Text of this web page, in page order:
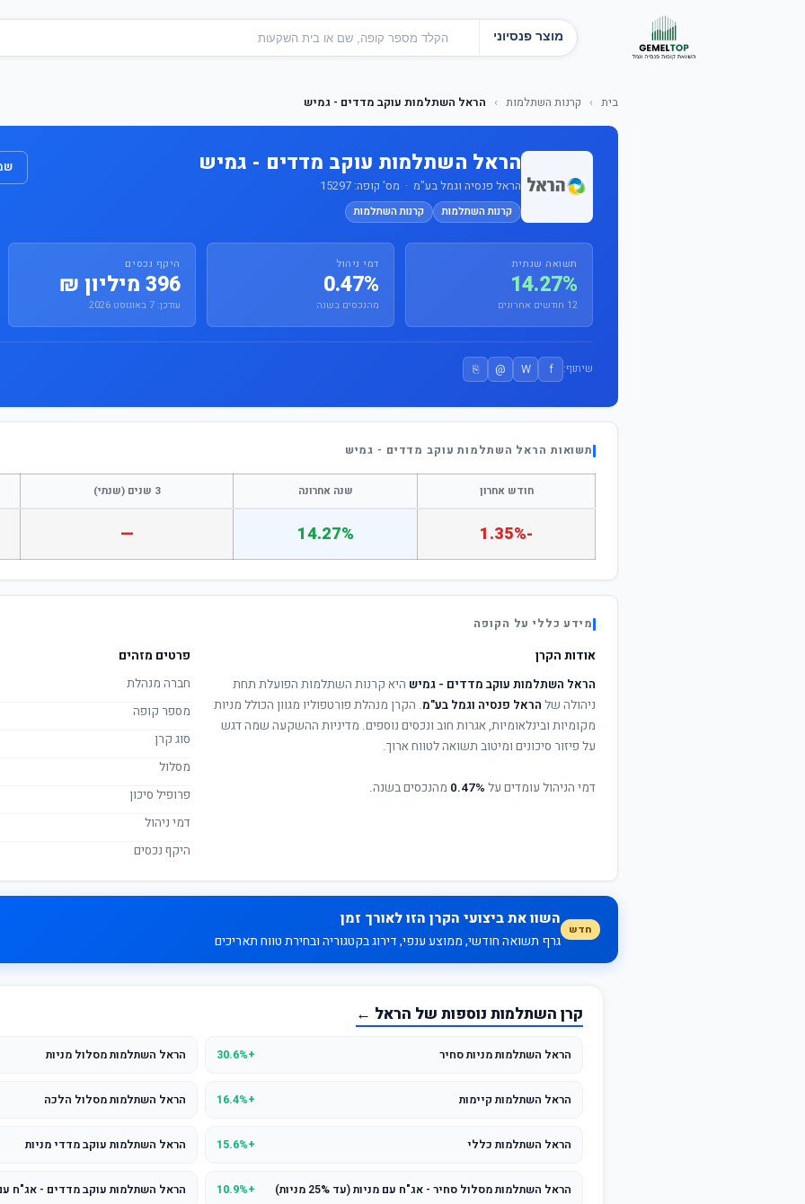
מוצר פנסיוני
בית › קרנות השתלמות › הראל השתלמות עוקב מדדים - גמיש
הראל השתלמות עוקב מדדים - גמיש
הראל פנסיה וגמל בע"מ · מס' קופה: 15297
קרנות השתלמות קרנות השתלמות
תשואה שנתית
14.27%
12 חודשים אחרונים
דמי ניהול
0.47%
מהנכסים בשנה
היקף נכסים
396 מיליון ₪
עודכן: 7 באוגוסט 2026
שיתוף: f
W
@
⎘
תשואות הראל השתלמות עוקב מדדים - גמיש
חודש אחרון שנה אחרונה 3 שנים (שנתי)
-1.35%
14.27%
—
מידע כללי על הקופה
אודות הקרן
הראל השתלמות עוקב מדדים - גמיש היא קרנות השתלמות הפועלת תחת
ניהולה של הראל פנסיה וגמל בע"מ. הקרן מנהלת פורטפוליו מגוון הכולל מניות
מקומיות ובינלאומיות, אגרות חוב ונכסים נוספים. מדיניות ההשקעה שמה דגש
על פיזור סיכונים ומיטוב תשואה לטווח ארוך.
דמי הניהול עומדים על 0.47% מהנכסים בשנה.
פרטים מזהים
חברה מנהלת
מספר קופה
סוג קרן
מסלול
פרופיל סיכון
דמי ניהול
היקף נכסים
חדש
השוו את ביצועי הקרן הזו לאורך זמן
גרף תשואה חודשי, ממוצע ענפי, דירוג בקטגוריה ובחירת טווח תאריכים
קרן השתלמות נוספות של הראל ←
הראל השתלמות מניות סחיר +30.6% הראל השתלמות מסלול מניות
הראל השתלמות קיימות +16.4% הראל השתלמות מסלול הלכה
הראל השתלמות כללי +15.6% הראל השתלמות עוקב מדדי מניות
הראל השתלמות מסלול סחיר - אג"ח עם מניות (עד 25% מניות) +10.9% הראל השתלמות עוקב מדדים - אג"ח עם מניות